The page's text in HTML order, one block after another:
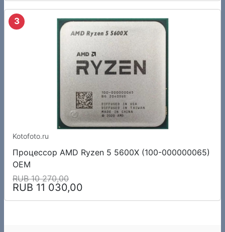
3
Kotofoto.ru
Процессор AMD Ryzen 5 5600X (100-000000065)
OEM
RUB 10 270,00
RUB 11 030,00